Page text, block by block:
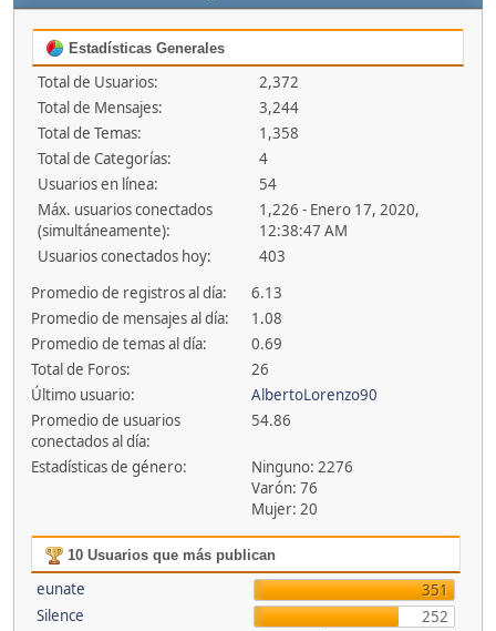
Estadísticas Generales
Total de Usuarios:
2,372
Total de Mensajes:
3,244
Total de Temas:
1,358
Total de Categorías:
4
Usuarios en línea:
54
Máx. usuarios conectados
(simultáneamente):
1,226 - Enero 17, 2020,
12:38:47 AM
Usuarios conectados hoy:
403
Promedio de registros al día:
6.13
Promedio de mensajes al día:
1.08
Promedio de temas al día:
0.69
Total de Foros:
26
Último usuario:
AlbertoLorenzo90
Promedio de usuarios
conectados al día:
54.86
Estadísticas de género:
Ninguno: 2276
Varón: 76
Mujer: 20
10 Usuarios que más publican
eunate
351
Silence
252